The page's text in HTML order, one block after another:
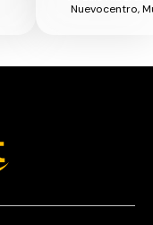
Nuevocentro,